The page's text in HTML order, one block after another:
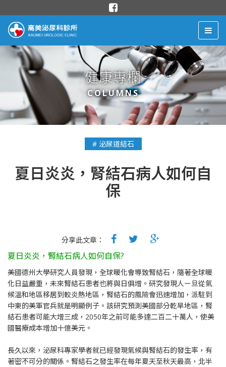
健康專欄
COLUMNS
# 泌尿道結石
夏日炎炎，腎結石病人如何自
保
分享此文章：
夏日炎炎，腎結石病人如何自保?
美國德州大學研究人員發現，全球暖化會導致腎結石，隨著全球暖
化日益嚴重，未來腎結石患者也將與日俱增。研究發現人ㄧ旦從氣
候溫和地區移居到較炎熱地區，腎結石的風險會迅速增加，派駐到
中東的美軍官兵就是明顯例子。該研究預測美國部分乾旱地區，腎
結石患者可能大增三成，2050年之前可能多達二百二十萬人，使美
國醫療成本增加十億美元。
長久以來，泌尿科專家學者就已經發現氣候與腎結石的發生率，有
著密不可分的關係。腎結石之發生率在每年夏天至秋天最高，北半